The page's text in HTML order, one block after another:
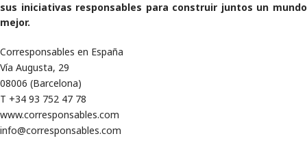
sus iniciativas responsables para construir juntos un mundo
mejor.
Corresponsables en España
Vía Augusta, 29
08006 (Barcelona)
T +34 93 752 47 78
www.corresponsables.com
info@corresponsables.com